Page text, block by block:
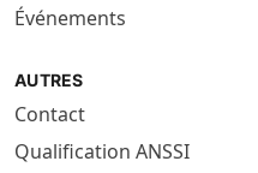
Événements
AUTRES
Contact
Qualification ANSSI